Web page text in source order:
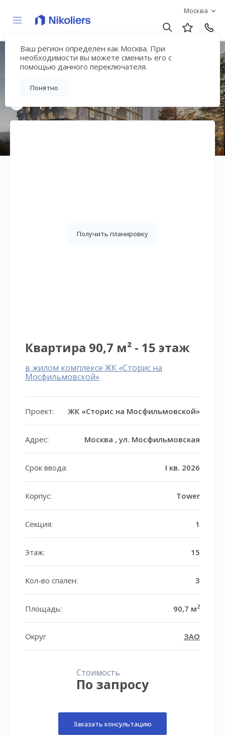
Москва
Ваш регион определен как Москва. При
необходимости вы можете сменить его с
помощью данного переключателя.
Понятно
ЖК «Сторис на
Мосфильмовской»
Получить планировку
Квартира 90,7 м² - 15 этаж
в жилом комплексе ЖК «Сторис на
Мосфильмовской»
Проект: ЖК «Сторис на Мосфильмовской»
Адрес: Москва , ул. Мосфильмовская
Срок ввода: I кв. 2026
Корпус: Tower
Секция: 1
Этаж: 15
Кол-во спален: 3
Площадь: 90,7 м2
Округ ЗАО
Стоимость
По запросу
Заказать консультацию